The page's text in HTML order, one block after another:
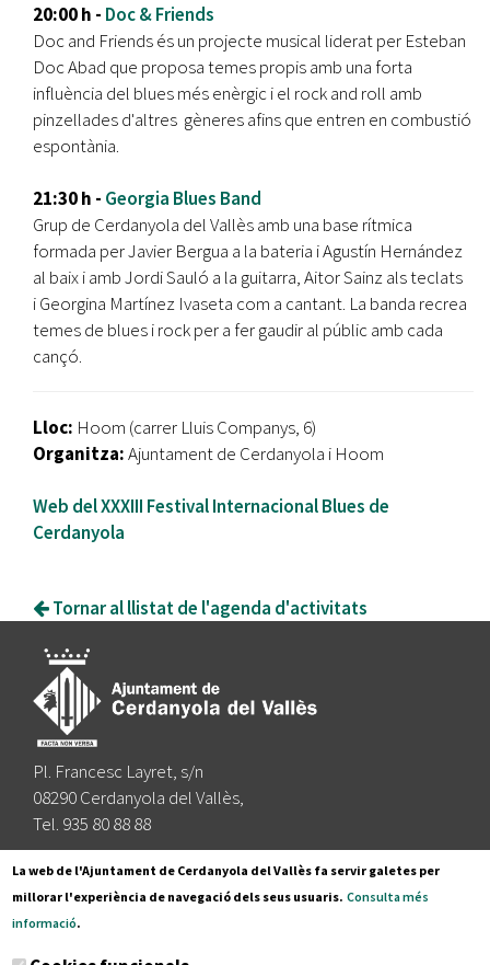
20:00 h - Doc & Friends
Doc and Friends és un projecte musical liderat per Esteban
Doc Abad que proposa temes propis amb una forta
influència del blues més enèrgic i el rock and roll amb
pinzellades d'altres gèneres afins que entren en combustió
espontània.
21:30 h - Georgia Blues Band
Grup de Cerdanyola del Vallès amb una base rítmica
formada per Javier Bergua a la bateria i Agustín Hernández
al baix i amb Jordi Sauló a la guitarra, Aitor Sainz als teclats
i Georgina Martínez Ivaseta com a cantant. La banda recrea
temes de blues i rock per a fer gaudir al públic amb cada
cançó.
Lloc: Hoom (carrer Lluis Companys, 6)
Organitza:Ajuntament de Cerdanyola i Hoom
Web del XXXIII Festival Internacional Blues de
Cerdanyola
Tornar al llistat de l'agenda d'activitats
Pl. Francesc Layret, s/n
08290 Cerdanyola del Vallès,
Tel. 935 80 88 88
Segueix-nos a:
La web de l'Ajuntament de Cerdanyola del Vallès fa servir galetes per
millorar l'experiència de navegació dels seus usuaris. Consulta més
informació.